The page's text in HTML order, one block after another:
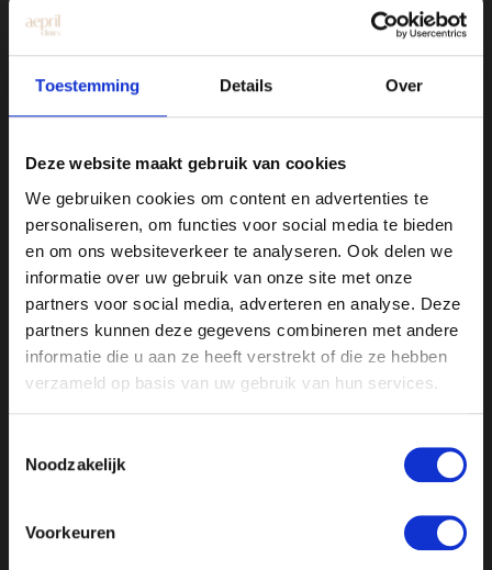
Toestemming Details Over
Deze website maakt gebruik van cookies
We gebruiken cookies om content en advertenties te
personaliseren, om functies voor social media te bieden
en om ons websiteverkeer te analyseren. Ook delen we
informatie over uw gebruik van onze site met onze
partners voor social media, adverteren en analyse. Deze
partners kunnen deze gegevens combineren met andere
informatie die u aan ze heeft verstrekt of die ze hebben
verzameld op basis van uw gebruik van hun services.
Noodzakelijk
Voorkeuren
Clinic Hengelo
Drienerstraat 41
Clinic Utrecht
Amsterdamsestraatweg 717-719
About Aepril
with a personalized approach to enhance
your natural beauty. We do this with tailor-
confident look.